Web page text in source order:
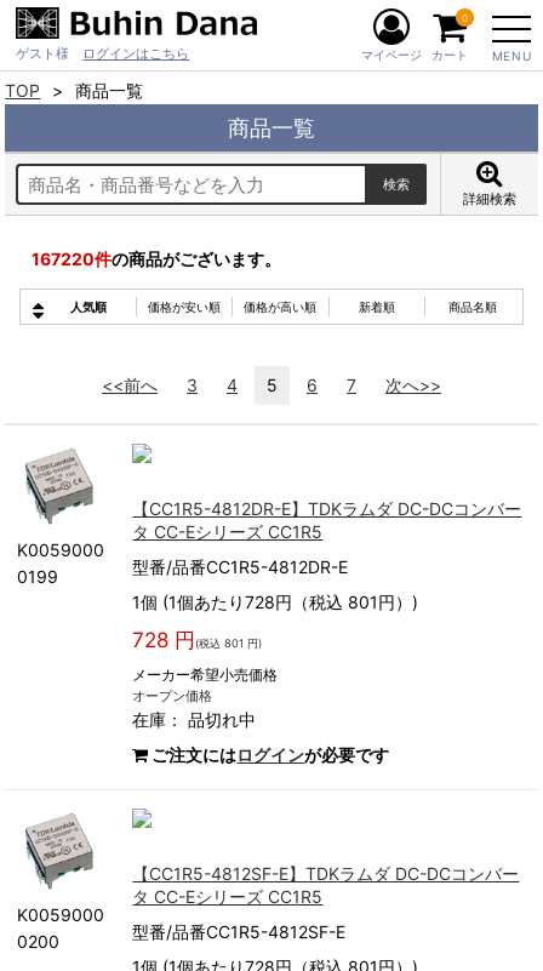
ゲスト様 ログインはこちら MENU
マイページ カート
0
TOP 商品一覧
商品一覧
詳細検索
167220件の商品がございます。
人気順 価格が安い順 価格が高い順 新着順 商品名順
<<前へ 3 4 5 6 7 次へ>>
K0059000
0199
【CC1R5-4812DR-E】TDKラムダ DC-DCコンバー
タ CC-Eシリーズ CC1R5
型番/品番CC1R5-4812DR-E
1個 (1個あたり728円（税込 801円）)
728 円 (税込 801 円)
メーカー希望小売価格
オープン価格
在庫：品切れ中
ご注文にはログインが必要です
K0059000
0200
【CC1R5-4812SF-E】TDKラムダ DC-DCコンバー
タ CC-Eシリーズ CC1R5
型番/品番CC1R5-4812SF-E
1個 (1個あたり728円（税込 801円）)